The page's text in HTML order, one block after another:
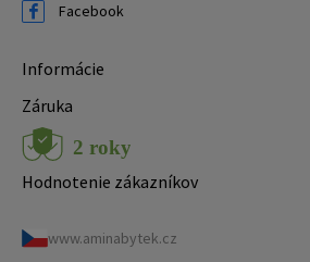
Facebook
Informácie
Záruka
Hodnotenie zákazníkov
www.aminabytek.cz